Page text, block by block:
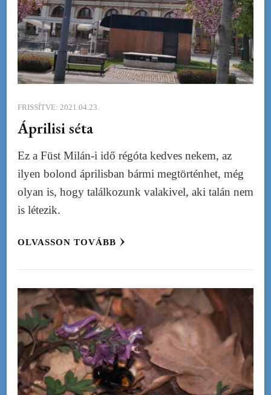
FRISSÍTVE: 2021.04.23.
Áprilisi séta
Ez a Füst Milán-i idő régóta kedves nekem, az
ilyen bolond áprilisban bármi megtörténhet, még
olyan is, hogy találkozunk valakivel, aki talán nem
is létezik.
OLVASSON TOVÁBB